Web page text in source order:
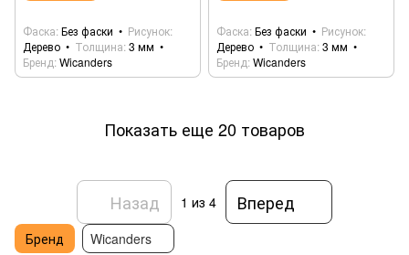
Фаска Без фаски
Рисунок
Дерево
Толщина 3 мм
Бренд Wicanders
Фаска Без фаски
Рисунок
Дерево
Толщина 3 мм
Бренд Wicanders
Показать еще 20 товаров
Назад 1 из 4 Вперед
Бренд Wicanders